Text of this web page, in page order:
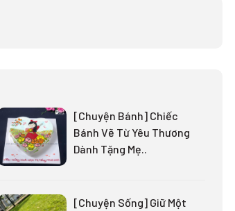
[Chuyện Bánh] Chiếc
Bánh Vẽ Từ Yêu Thương
Dành Tặng Mẹ..
[Chuyện Sống] Giữ Một